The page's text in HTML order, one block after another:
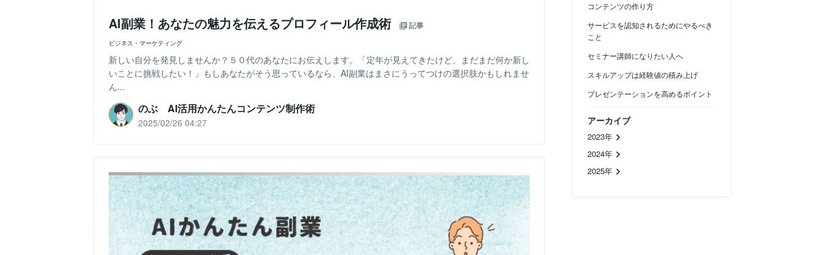
コンテンツの作り方
サービスを認知されるためにやるべき
こと
セミナー講師になりたい人へ
スキルアップは経験値の積み上げ
プレゼンテーションを高めるポイント
アーカイブ
2023年
2024年
2025年
AI副業！あなたの魅力を伝えるプロフィール作成術 記事
ビジネス・マーケティング
新しい自分を発見しませんか？５０代のあなたにお伝えします。「定年が見えてきたけど、まだまだ何か新し
いことに挑戦したい！」もしあなたがそう思っているなら、AI副業はまさにうってつけの選択肢かもしれませ
ん...
のぶ AI活用かんたんコンテンツ制作術
2025/02/26 04:27